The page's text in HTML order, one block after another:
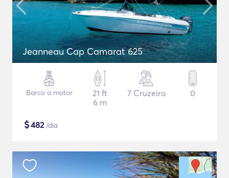
Jeanneau Cap Camarat 625
Barco a motor
21 ft
6 m
7 Cruzeiro 0
$482/dia